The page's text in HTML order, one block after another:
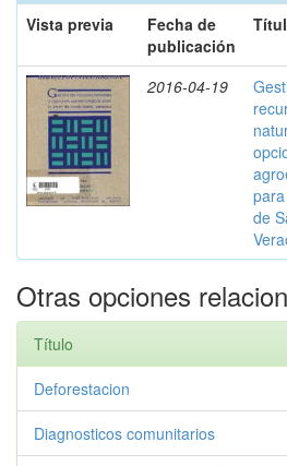
Vista previa
Fecha de
publicación
2016-04-19
de
Otras opciones
Título
Deforestacion
Diagnosticos comunitarios